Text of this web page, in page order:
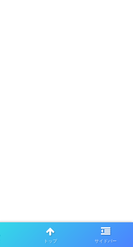
柑橘めたるの無加工の写真はあるの？整
トップ サイドバー